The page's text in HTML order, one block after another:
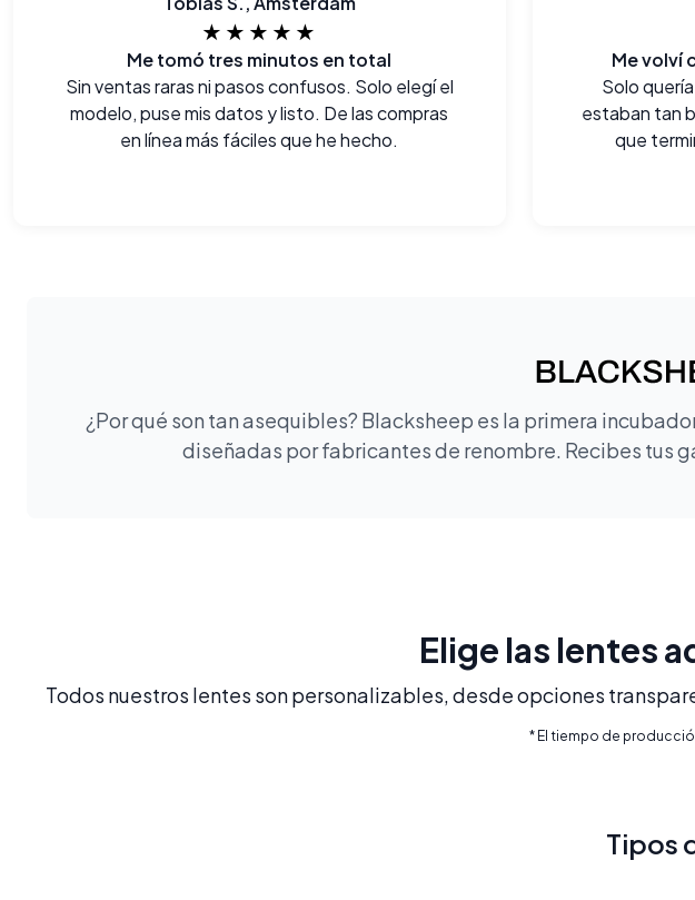
★★★★★
Me tomó tres minutos en total
Sin ventas raras ni pasos confusos. Solo elegí el
modelo, puse mis datos y listo. De las compras
en línea más fáciles que he hecho.
Me volví
Solo
estaban tan
que
¿Por qué son tan asequibles? Blacksheep es la primera
diseñadas por fabricantes de renombre. Recibes tus
Elige las lentes
Todos nuestros lentes son personalizables, desde opciones
* El tiempo de
Tipos